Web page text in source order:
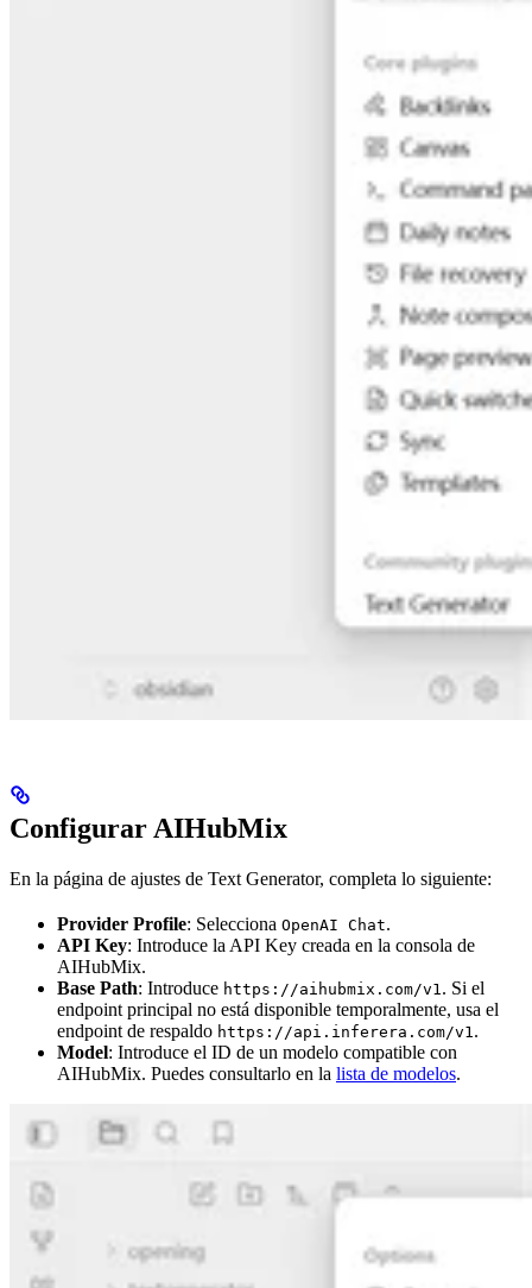
Configurar AIHubMix
En la página de ajustes de Text Generator, completa lo siguiente:
Provider Profile: Selecciona OpenAI Chat.
API Key: Introduce la API Key creada en la consola de
AIHubMix.
Base Path: Introduce https://aihubmix.com/v1 . Si el
endpoint principal no está disponible temporalmente, usa el
endpoint de respaldo https://api.inferera.com/v1 .
Model: Introduce el ID de un modelo compatible con
AIHubMix. Puedes consultarlo en la lista de modelos.